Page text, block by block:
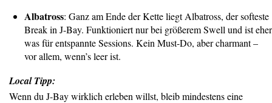
Albatross: Ganz am Ende der Kette liegt Albatross, der softeste
Break in J-Bay. Funktioniert nur bei größerem Swell und ist eher
was für entspannte Sessions. Kein Must-Do, aber charmant –
vor allem, wenn’s leer ist.
Local Tipp:
Wenn du J-Bay wirklich erleben willst, bleib mindestens eine